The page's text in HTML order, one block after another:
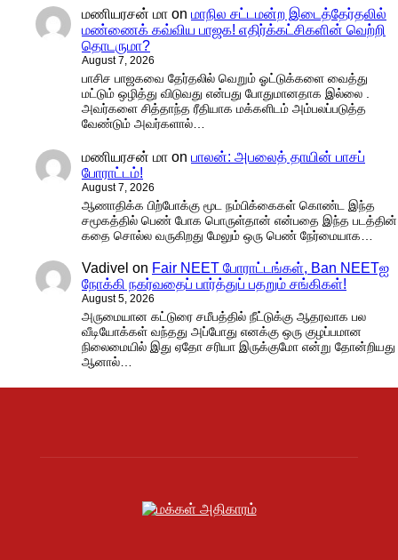
மணியரசன் மா on மாநில சட்டமன்ற இடைத்தேர்தலில்
மண்ணைக் கவ்விய பாஜக! எதிர்க்கட்சிகளின் வெற்றி
தொடருமா?
August 7, 2026
பாசிச பாஜகவை தேர்தலில் வெறும் ஓட்டுக்களை வைத்து
மட்டும் ஒழித்து விடுவது என்பது போதுமானதாக இல்லை .
அவர்களை சித்தாந்த ரீதியாக மக்களிடம் அம்பலப்படுத்த
வேண்டும் அவர்களால்…
மணியரசன் மா on பாலன்: அபலைத் தாயின் பாசப்
போராட்டம்!
August 7, 2026
ஆணாதிக்க பிற்போக்கு மூட நம்பிக்கைகள் கொண்ட இந்த
சமூகத்தில் பெண் போக பொருள்தான் என்பதை இந்த படத்தின்
கதை சொல்ல வருகிறது மேலும் ஒரு பெண் நேர்மையாக…
Vadivel on Fair NEET போராட்டங்கள், Ban NEETஐ
நோக்கி நகர்வதைப் பார்த்துப் பதறும் சங்கிகள்!
August 5, 2026
அருமையான கட்டுரை சமீபத்தில் நீட்டுக்கு ஆதரவாக பல
வீடியோக்கள் வந்தது அப்போது எனக்கு ஒரு குழப்பமான
நிலைமையில் இது ஏதோ சரியா இருக்குமோ என்று தோன்றியது
ஆனால்…